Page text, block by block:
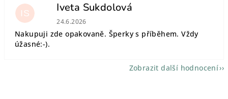
IS Iveta Sukdolová
Hodnocení obchodu je 5 z 5 hvězdiček.
24.6.2026
Nakupuji zde opakovaně. Šperky s příběhem. Vždy
úžasné:-).
Zobrazit další hodnocení